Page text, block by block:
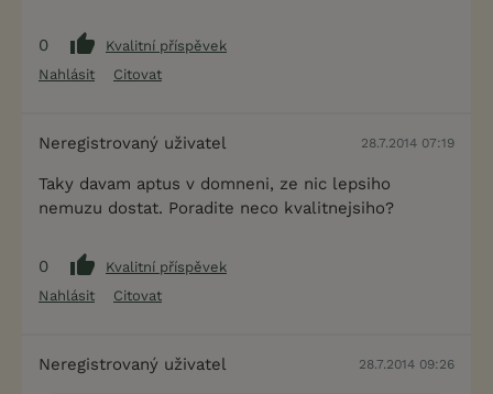
0
Kvalitní příspěvek
Nahlásit
Citovat
Neregistrovaný uživatel 28.7.2014 07:19
Taky davam aptus v domneni, ze nic lepsiho
nemuzu dostat. Poradite neco kvalitnejsiho?
0
Kvalitní příspěvek
Nahlásit
Citovat
Neregistrovaný uživatel 28.7.2014 09:26